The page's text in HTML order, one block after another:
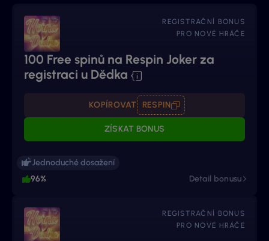
REGISTRAČNÍ BONUS
PRO NOVÉ HRÁČE
100 Free spinů na Respin Joker za
registraci u Dědka
KOPÍROVAT RESPIN
ZÍSKAT BONUS
Jednoduché dosažení
96%
Detail bonusu
REGISTRAČNÍ BONUS
PRO NOVÉ HRÁČE